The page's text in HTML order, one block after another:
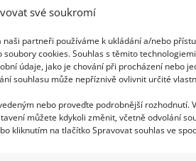
své soukromí
partneři používáme k ukládání a/nebo
cookies. Souhlas s těmito
údaje, jako je chování při procházení nebo
souhlasu může nepříznivě ovlivnit určité
nebo proveďte podrobnější rozhodnutí.
můžete kdykoli změnit, včetně odvolání
kliknutím na tlačítko Spravovat souhlas ve
je do citronu ve
opačné straně citronu.
hřebíku, druhý měděný
všechny. Tím
množství elektřiny,